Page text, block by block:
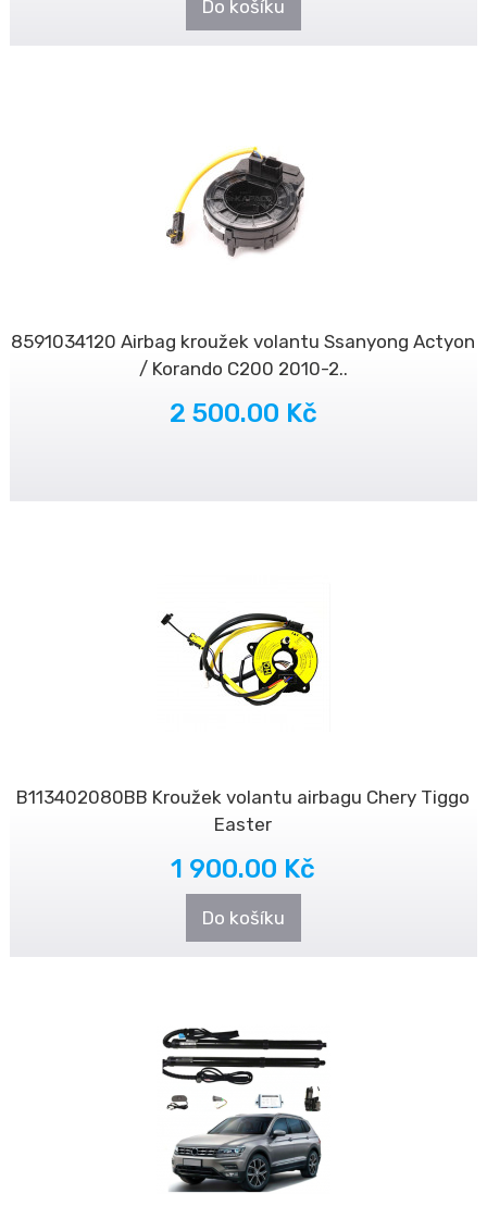
Do košíku
8591034120 Airbag kroužek volantu Ssanyong Actyon
/ Korando C200 2010-2..
2 500.00 Kč
B113402080BB Kroužek volantu airbagu Chery Tiggo
Easter
1 900.00 Kč
Do košíku